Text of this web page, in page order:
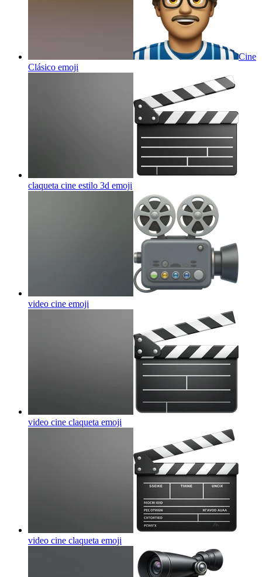
Cine
Clásico emoji
claqueta cine estilo 3d emoji
video cine emoji
video cine claqueta emoji
video cine claqueta emoji